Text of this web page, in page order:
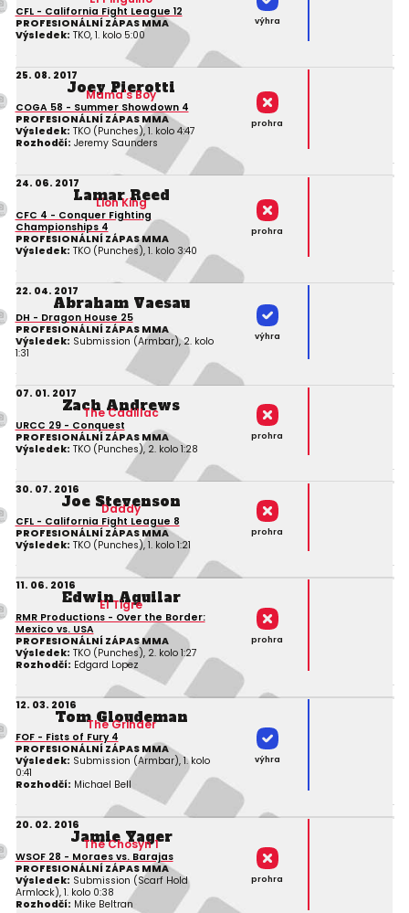
CFL - California Fight League 12
PROFESIONÁLNÍ ZÁPAS MMA
Výsledek: TKO, 1. kolo 5:00
výhra
25. 08. 2017
Joey Pierotti
Mama's Boy
COGA 58 - Summer Showdown 4
PROFESIONÁLNÍ ZÁPAS MMA
Výsledek: TKO (Punches), 1. kolo 4:47
Rozhodčí: Jeremy Saunders
prohra
24. 06. 2017
Lamar Reed
Lion King
CFC 4 - Conquer Fighting
Championships 4
PROFESIONÁLNÍ ZÁPAS MMA
Výsledek: TKO (Punches), 1. kolo 3:40
prohra
22. 04. 2017
Abraham Vaesau
DH - Dragon House 25
PROFESIONÁLNÍ ZÁPAS MMA
Výsledek: Submission (Armbar), 2. kolo
1:31
výhra
07. 01. 2017
Zach Andrews
The Cadillac
URCC 29 - Conquest
PROFESIONÁLNÍ ZÁPAS MMA
Výsledek: TKO (Punches), 2. kolo 1:28
prohra
30. 07. 2016
Joe Stevenson
Daddy
CFL - California Fight League 8
PROFESIONÁLNÍ ZÁPAS MMA
Výsledek: TKO (Punches), 1. kolo 1:21
prohra
11. 06. 2016
Edwin Aguilar
El Tigre
RMR Productions - Over the Border:
Mexico vs. USA
PROFESIONÁLNÍ ZÁPAS MMA
Výsledek: TKO (Punches), 2. kolo 1:27
Rozhodčí: Edgard Lopez
prohra
12. 03. 2016
Tom Gloudeman
The Grinder
FOF - Fists of Fury 4
PROFESIONÁLNÍ ZÁPAS MMA
Výsledek: Submission (Armbar), 1. kolo
0:41
Rozhodčí: Michael Bell
výhra
20. 02. 2016
Jamie Yager
The Chosyn 1
WSOF 28 - Moraes vs. Barajas
PROFESIONÁLNÍ ZÁPAS MMA
Výsledek: Submission (Scarf Hold
Armlock), 1. kolo 0:38
Rozhodčí: Mike Beltran
prohra